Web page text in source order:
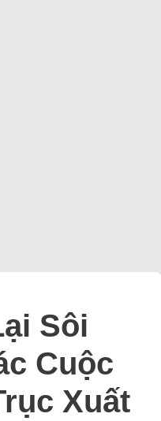
Sôi
Cuộc
Xuất